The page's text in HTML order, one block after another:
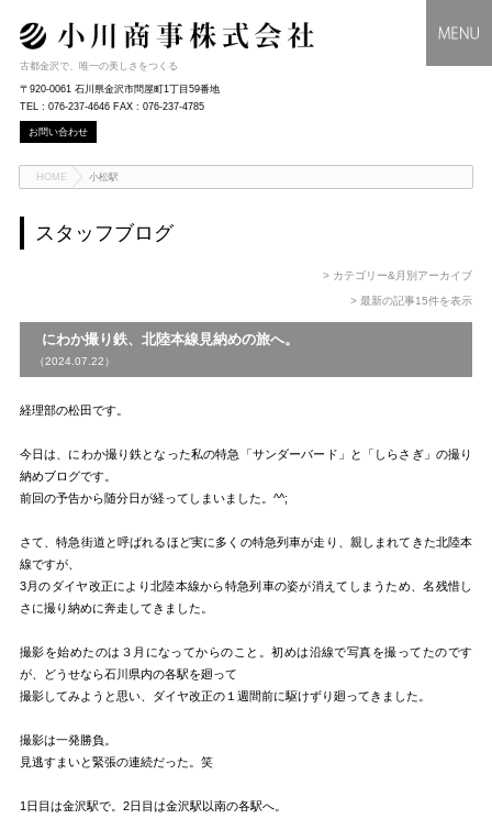
古都金沢で、唯一の美しさをつくる
〒920-0061 石川県金沢市問屋町1丁目59番地
TEL : 076-237-4646 FAX : 076-237-4785
お問い合わせ
HOME 小松駅
スタッフブログ
> カテゴリー&月別アーカイブ
> 最新の記事15件を表示
にわか撮り鉄、北陸本線見納めの旅へ。
（2024.07.22）
経理部の松田です。
今日は、にわか撮り鉄となった私の特急「サンダーバード」と「しらさぎ」の撮り
納めブログです。
前回の予告から随分日が経ってしまいました。^^;
さて、特急街道と呼ばれるほど実に多くの特急列車が走り、親しまれてきた北陸本
線ですが、
3月のダイヤ改正により北陸本線から特急列車の姿が消えてしまうため、名残惜し
さに撮り納めに奔走してきました。
撮影を始めたのは３月になってからのこと。初めは沿線で写真を撮ってたのです
が、どうせなら石川県内の各駅を廻って
撮影してみようと思い、ダイヤ改正の１週間前に駆けずり廻ってきました。
撮影は一発勝負。
見逃すまいと緊張の連続だった。笑
1日目は金沢駅で。2日目は金沢駅以南の各駅へ。